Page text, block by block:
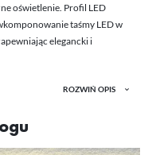
oświetlenie. Profil LED
taśmy LED w
elegancki i
ROZWIŃ OPIS